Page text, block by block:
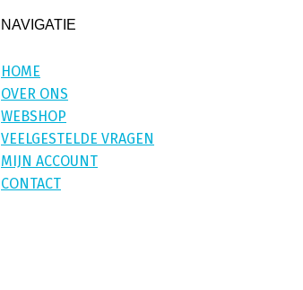
NAVIGATIE
HOME
OVER ONS
WEBSHOP
VEELGESTELDE VRAGEN
MIJN ACCOUNT
CONTACT